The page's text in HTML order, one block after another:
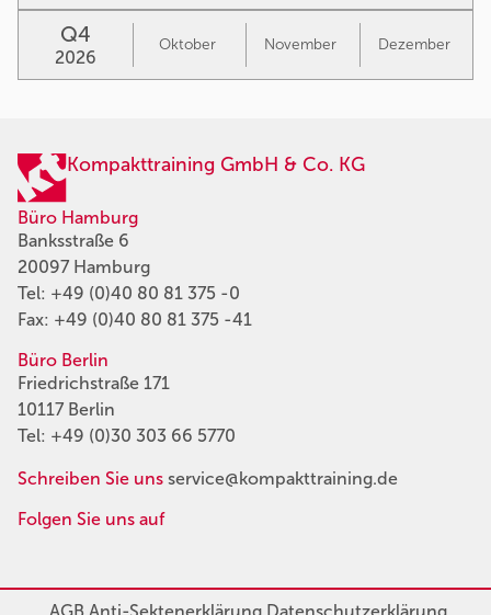
Q4
2026
Oktober November Dezember
Kompakttraining GmbH & Co. KG
Büro Hamburg
Banksstraße 6
20097 Hamburg
Tel: +49 (0)40 80 81 375 -0
Fax: +49 (0)40 80 81 375 -41
Büro Berlin
Friedrichstraße 171
10117 Berlin
Tel: +49 (0)30 303 66 5770
Schreiben Sie uns service@kompakttraining.de
Folgen Sie uns auf